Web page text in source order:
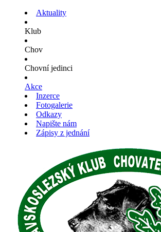
Aktuality
Klub
Chov
Chovní jedinci
Akce
Inzerce
Fotogalerie
Odkazy
Napište nám
Zápisy z jednání